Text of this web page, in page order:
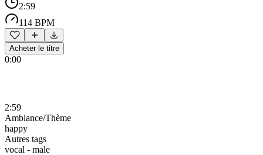
2:59
114 BPM
Acheter le titre
0:00
2:59
Ambiance/Thème
happy
Autres tags
vocal - male